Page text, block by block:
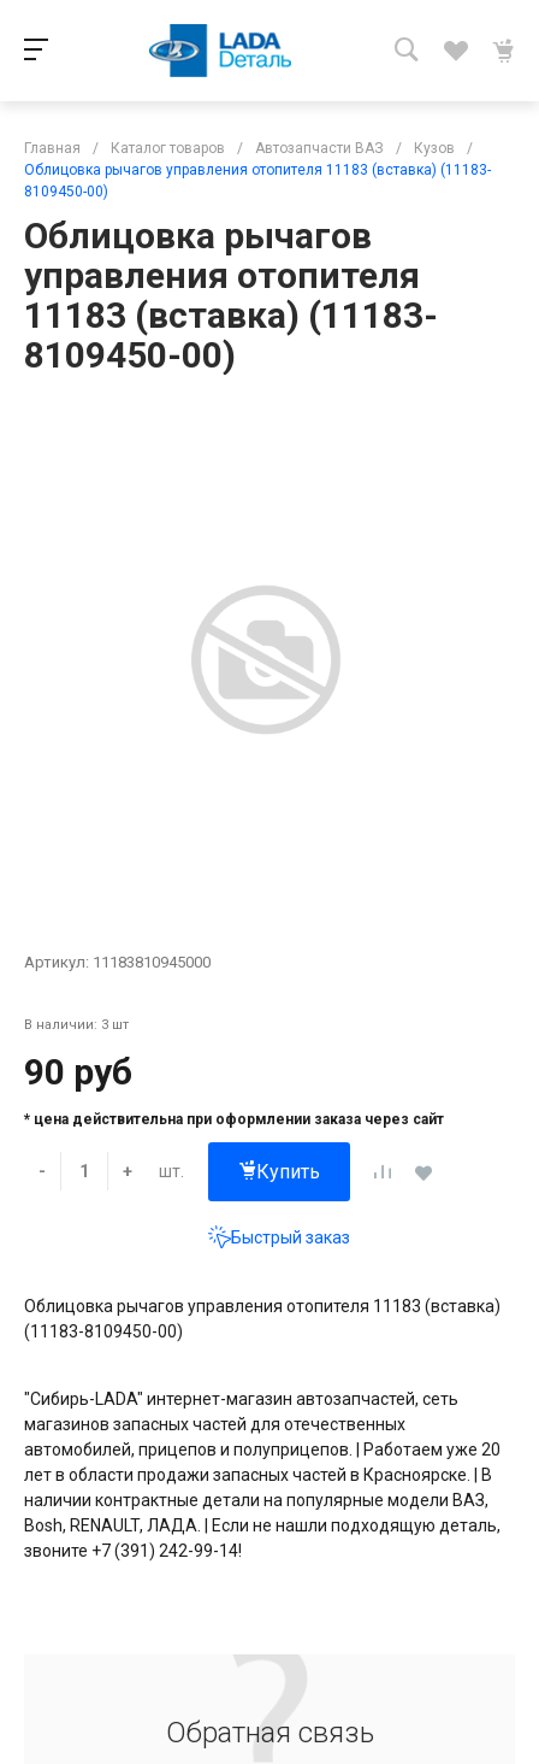
Главная / Каталог товаров / Автозапчасти ВАЗ / Кузов
/
Облицовка рычагов управления отопителя 11183 (вставка) (11183-
8109450-00)
Облицовка рычагов
управления отопителя
11183 (вставка) (11183-
8109450-00)
Артикул: 11183810945000
В наличии: 3 шт
90 руб
* цена действительна при оформлении заказа через сайт
- + шт. Купить
Быстрый заказ
Облицовка рычагов управления отопителя 11183 (вставка)
(11183-8109450-00)
"Сибирь-LADA" интернет-магазин автозапчастей, сеть
магазинов запасных частей для отечественных
автомобилей, прицепов и полуприцепов. | Работаем уже 20
лет в области продажи запасных частей в Красноярске. | В
наличии контрактные детали на популярные модели ВАЗ,
Bosh, RENAULT, ЛАДА. | Если не нашли подходящую деталь,
звоните +7 (391) 242-99-14!
Обратная связь